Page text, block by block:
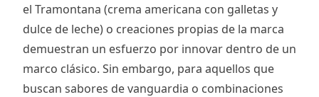
el Tramontana (crema americana con galletas y
dulce de leche) o creaciones propias de la marca
demuestran un esfuerzo por innovar dentro de un
marco clásico. Sin embargo, para aquellos que
buscan sabores de vanguardia o combinaciones